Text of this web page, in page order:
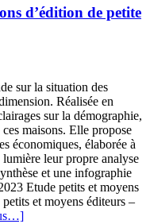
d’édition de petite
sur la situation des
Réalisée en
sur la démographie,
maisons. Elle propose
économiques, élaborée à
leur propre analyse
et une infographie
Etude petits et moyens
et moyens éditeurs –